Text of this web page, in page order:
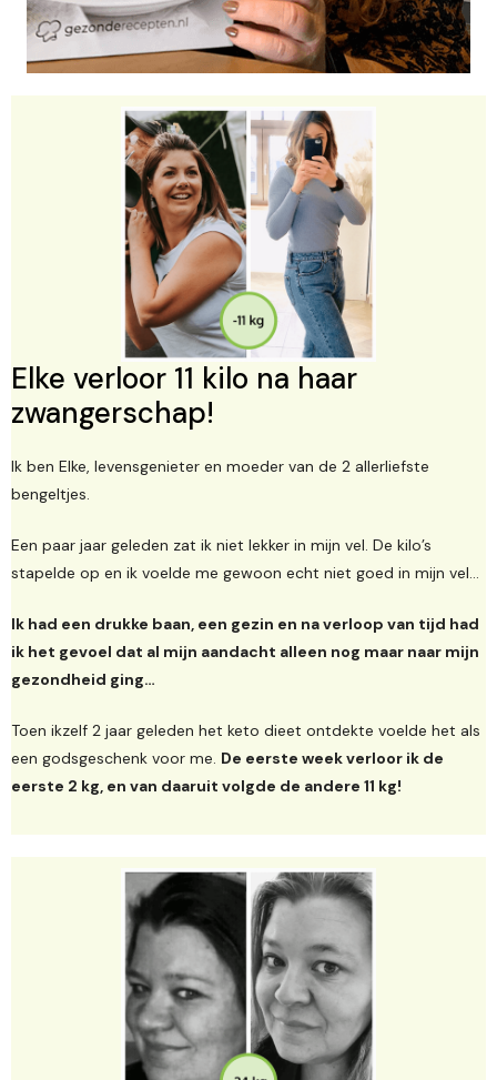
Elke verloor 11 kilo na haar
zwangerschap!
Ik ben Elke, levensgenieter en moeder van de 2 allerliefste
bengeltjes.
Een paar jaar geleden zat ik niet lekker in mijn vel. De kilo’s
stapelde op en ik voelde me gewoon echt niet goed in mijn vel…
Ik had een drukke baan, een gezin en na verloop van tijd had
ik het gevoel dat al mijn aandacht alleen nog maar naar mijn
gezondheid ging…
Toen ikzelf 2 jaar geleden het keto dieet ontdekte voelde het als
een godsgeschenk voor me. De eerste week verloor ik de
eerste 2 kg, en van daaruit volgde de andere 11 kg!